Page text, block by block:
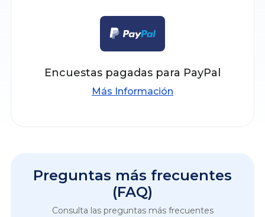
Encuestas pagadas para PayPal
Más Información
Preguntas más frecuentes
(FAQ)
Consulta las preguntas más frecuentes